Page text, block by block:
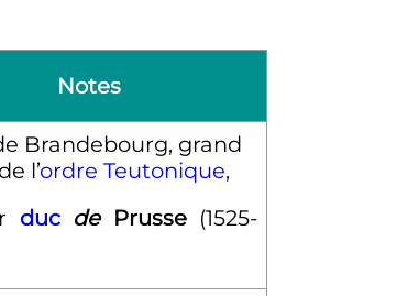
Notes
Brandebourg, grand
l’ordre Teutonique,
duc dePrusse(1525-